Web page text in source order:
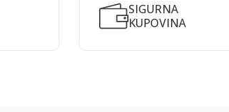
SIGURNA
KUPOVINA